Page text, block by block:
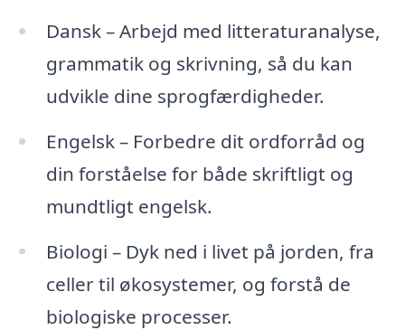
Dansk – Arbejd med litteraturanalyse,
grammatik og skrivning, så du kan
udvikle dine sprogfærdigheder.
Engelsk – Forbedre dit ordforråd og
din forståelse for både skriftligt og
mundtligt engelsk.
Biologi – Dyk ned i livet på jorden, fra
celler til økosystemer, og forstå de
biologiske processer.